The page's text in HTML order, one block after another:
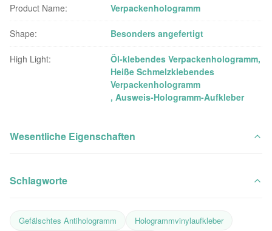
Product Name: Verpackenhologramm
Shape: Besonders angefertigt
High Light: Öl-klebendes Verpackenhologramm,
Heiße Schmelzklebendes
Verpackenhologramm
,Ausweis-Hologramm-Aufkleber
Wesentliche Eigenschaften
Schlagworte
Gefälschtes Antihologramm
Hologrammvinylaufkleber